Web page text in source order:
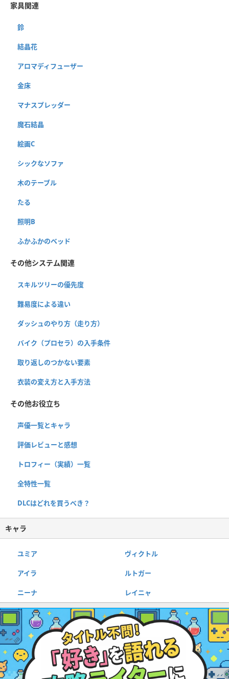
家具関連
鈴
結晶花
アロマディフューザー
金床
マナスプレッダー
魔石結晶
絵画C
シックなソファ
木のテーブル
たる
照明B
ふかふかのベッド
その他システム関連
スキルツリーの優先度
難易度による違い
ダッシュのやり方（走り方）
バイク（プロセラ）の入手条件
取り返しのつかない要素
衣装の変え方と入手方法
その他お役立ち
声優一覧とキャラ
評価レビューと感想
トロフィー（実績）一覧
全特性一覧
DLCはどれを買うべき？
キャラ
ユミア ヴィクトル
アイラ ルトガー
ニーナ レイニャ